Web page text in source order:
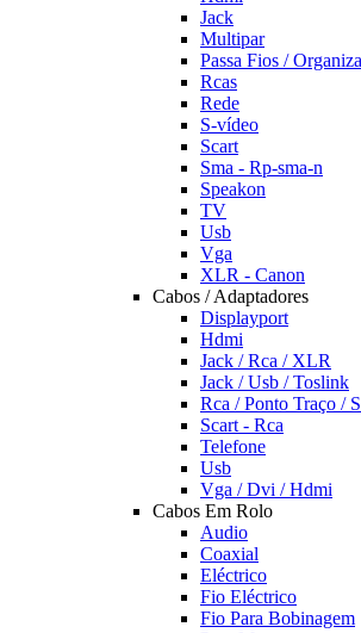
Jack
Multipar
Passa Fios /
Rcas
Rede
S-vídeo
Scart
Sma - Rp-sma-n
Speakon
TV
Usb
Vga
XLR - Canon
Cabos / Adaptadores
Displayport
Hdmi
Jack / Rca / XLR
Jack / Usb / Toslink
Rca / Ponto Traço /
Scart - Rca
Telefone
Usb
Vga / Dvi / Hdmi
Cabos Em Rolo
Audio
Coaxial
Eléctrico
Fio Eléctrico
Fio Para Bobinagem